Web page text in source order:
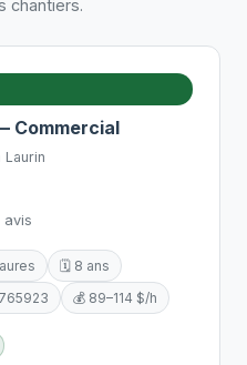
chantiers.
Commercial
Laurin
avis
🗓️ 8 ans
💰 89–114 $/h